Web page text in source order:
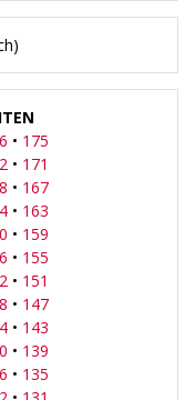
• 175
• 171
• 167
• 163
• 159
• 155
• 151
• 147
• 143
• 139
• 135